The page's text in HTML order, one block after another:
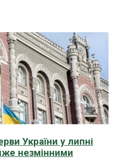
України у липні
незмінними